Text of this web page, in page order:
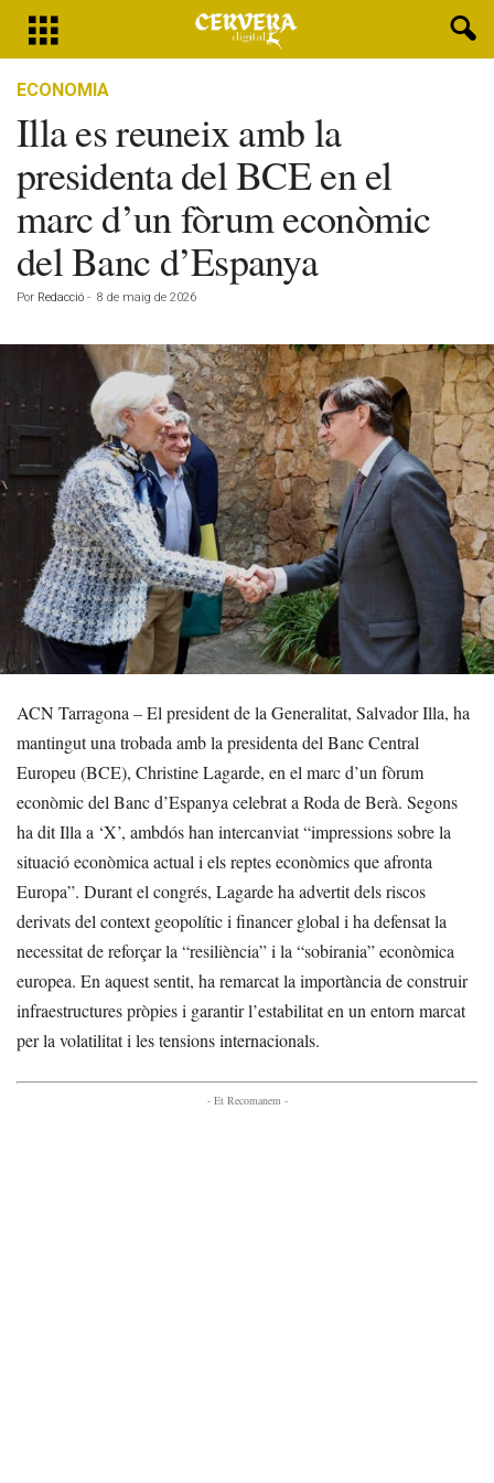
ECONOMIA
Illa es reuneix amb la
presidenta del BCE en el
marc d’un fòrum econòmic
del Banc d’Espanya
Por Redacció - 8 de maig de 2026
ACN Tarragona – El president de la Generalitat, Salvador Illa, ha
mantingut una trobada amb la presidenta del Banc Central
Europeu (BCE), Christine Lagarde, en el marc d’un fòrum
econòmic del Banc d’Espanya celebrat a Roda de Berà. Segons
ha dit Illa a ‘X’, ambdós han intercanviat “impressions sobre la
situació econòmica actual i els reptes econòmics que afronta
Europa”. Durant el congrés, Lagarde ha advertit dels riscos
derivats del context geopolític i financer global i ha defensat la
necessitat de reforçar la “resiliència” i la “sobirania” econòmica
europea. En aquest sentit, ha remarcat la importància de construir
infraestructures pròpies i garantir l’estabilitat en un entorn marcat
per la volatilitat i les tensions internacionals.
- Et Recomanem -